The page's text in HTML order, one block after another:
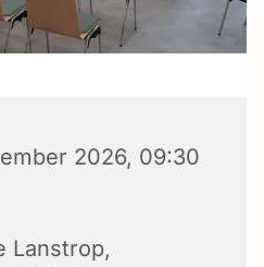
2026, 09:30
Lanstrop,